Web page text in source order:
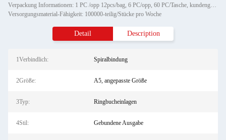
Verpackung Informationen: 1 PC /opp 12pcs/bag, 6 PC/opp, 60 PC/Tasche, kundengebundenes Verpacken
Versorgungsmaterial-Fähigkeit: 100000-teilig/Stücke pro Woche
Detail Description
1Verbindlich: Spiralbindung
2Größe: A5, angepasste Größe
3Typ: Ringbucheinlagen
4Stil: Gebundene Ausgabe